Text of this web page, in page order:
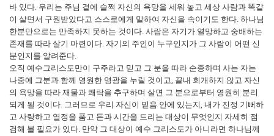
바 있다. 우리는 주님 곁에 슬쩍 자신의 욕망을 세워 놓고 세상 사람과 똑같
이 살면서 구원받았다고 스스로에게 말하여 자신을 속이기도 한다. 하나님
한분만으로는 만족하지 못하는 것이다. 사람은 자기가 열망하고 숭배하는
존재를 따라 살기 마련이다. 자기의 주인이 누구인지가 그 사람이 어떤 신
분인지를 알려준다.
오직 예수그리스도만이 구주라고 믿고 그 분을 따라 순종하며 사는 자는
나중에 그분과 함께 영원한 영광을 누릴 것이고, 끝내 회개하지 않고 자신
의 욕망을 따라 재물과 쾌락을 추구하며 살면 그 분으로부터 영원히 분리
되게 될 것이다. 그러므로 우리 자신이 믿음 안에 있는지, 내가 진정 기뻐하
고 사랑하고 열정을 품고 돈과 시간을 드리는 대상이 무엇인지 자세히 점
검해 볼 필요가 있다. 만약 그 대상이 예수 그리스도가 아니라면 하나님께